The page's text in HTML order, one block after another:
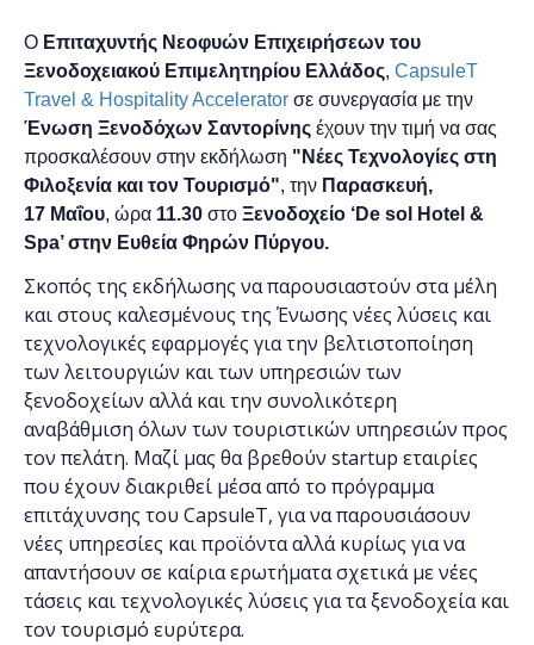
Ο Επιταχυντής Νεοφυών Επιχειρήσεων του
Ξενοδοχειακού Επιμελητηρίου Ελλάδος, CapsuleT
Travel & Hospitality Accelerator σε συνεργασία με την
Ένωση Ξενοδόχων Σαντορίνης έχουν την τιμή να σας
προσκαλέσουν στην εκδήλωση "Νέες Τεχνολογίες στη
Φιλοξενία και τον Τουρισμό", την Παρασκευή,
17 Μαΐου, ώρα 11.30 στο Ξενοδοχείο ‘De sol Hotel &
Spa’ στην Ευθεία Φηρών Πύργου.
Σκοπός της εκδήλωσης να παρουσιαστούν στα μέλη
και στους καλεσμένους της Ένωσης νέες λύσεις και
τεχνολογικές εφαρμογές για την βελτιστοποίηση
των λειτουργιών και των υπηρεσιών των
ξενοδοχείων αλλά και την συνολικότερη
αναβάθμιση όλων των τουριστικών υπηρεσιών προς
τον πελάτη. Μαζί μας θα βρεθούν startup εταιρίες
που έχουν διακριθεί μέσα από το πρόγραμμα
επιτάχυνσης του CapsuleT, για να παρουσιάσουν
νέες υπηρεσίες και προϊόντα αλλά κυρίως για να
απαντήσουν σε καίρια ερωτήματα σχετικά με νέες
τάσεις και τεχνολογικές λύσεις για τα ξενοδοχεία και
τον τουρισμό ευρύτερα.